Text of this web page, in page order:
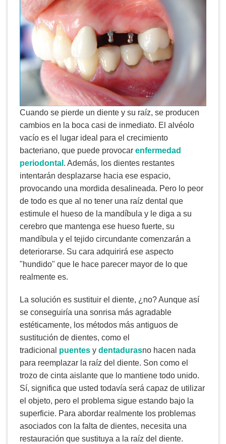
Cuando se pierde un diente y su raíz, se producen
cambios en la boca casi de inmediato. El alvéolo
vacío es el lugar ideal para el crecimiento
bacteriano, que puede provocar enfermedad
periodontal . Además, los dientes restantes
intentarán desplazarse hacia ese espacio,
provocando una mordida desalineada. Pero lo peor
de todo es que al no tener una raíz dental que
estimule el hueso de la mandíbula y le diga a su
cerebro que mantenga ese hueso fuerte, su
mandíbula y el tejido circundante comenzarán a
deteriorarse. Su cara adquirirá ese aspecto
"hundido" que le hace parecer mayor de lo que
realmente es.
La solución es sustituir el diente, ¿no? Aunque así
se conseguiría una sonrisa más agradable
estéticamente, los métodos más antiguos de
sustitución de dientes, como el
tradicional puentes y dentadurasno hacen nada
para reemplazar la raíz del diente. Son como el
trozo de cinta aislante que lo mantiene todo unido.
Sí, significa que usted todavía será capaz de utilizar
el objeto, pero el problema sigue estando bajo la
superficie. Para abordar realmente los problemas
asociados con la falta de dientes, necesita una
restauración que sustituya a la raíz del diente.